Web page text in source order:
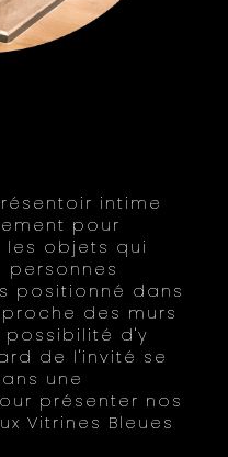
intime
pour
objets qui
personnes
positionné dans
des murs
d'y
de l'invité se
une
présenter nos
Vitrines Bleues